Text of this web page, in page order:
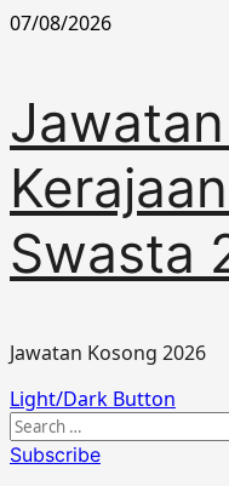
Skip
07/08/2026
Swasta
Jawatan Kosong 2026
Primary
Menu
Light/Dark Button
Search
for:
Subscribe